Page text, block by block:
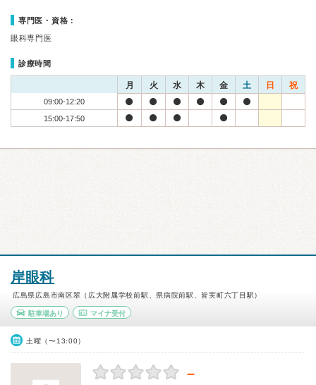
専門医・資格：
眼科専門医
診療時間
月 火 水 木 金 土 日 祝
09:00-12:20
15:00-17:50
岸眼科
広島県広島市南区翠（広大附属学校前駅、県病院前駅、皆実町六丁目駅）
駐車場あり マイナ受付
土曜（〜13:00）
－